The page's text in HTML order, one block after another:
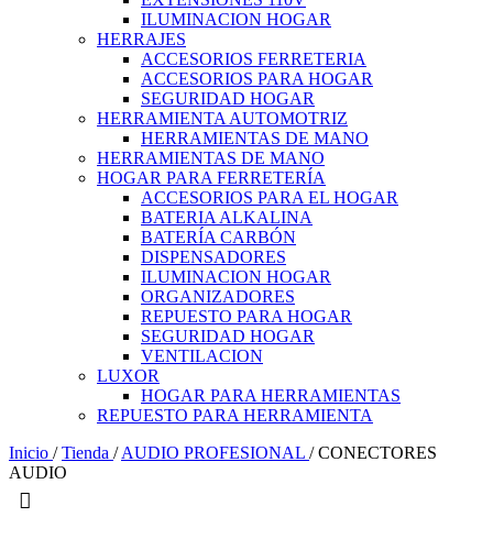
ILUMINACION HOGAR
HERRAJES
ACCESORIOS FERRETERIA
ACCESORIOS PARA HOGAR
SEGURIDAD HOGAR
HERRAMIENTA AUTOMOTRIZ
HERRAMIENTAS DE MANO
HERRAMIENTAS DE MANO
HOGAR PARA FERRETERÍA
ACCESORIOS PARA EL HOGAR
BATERIA ALKALINA
BATERÍA CARBÓN
DISPENSADORES
ILUMINACION HOGAR
ORGANIZADORES
REPUESTO PARA HOGAR
SEGURIDAD HOGAR
VENTILACION
LUXOR
HOGAR PARA HERRAMIENTAS
REPUESTO PARA HERRAMIENTA
Inicio / Tienda / AUDIO PROFESIONAL / CONECTORES
AUDIO